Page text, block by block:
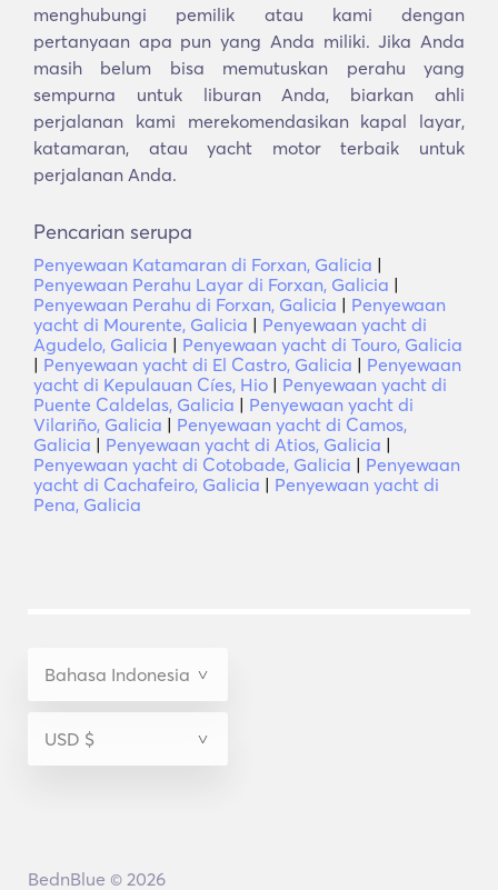
menghubungi pemilik atau kami dengan
pertanyaan apa pun yang Anda miliki. Jika Anda
masih belum bisa memutuskan perahu yang
sempurna untuk liburan Anda, biarkan ahli
perjalanan kami merekomendasikan kapal layar,
katamaran, atau yacht motor terbaik untuk
perjalanan Anda.
Pencarian serupa
Penyewaan Katamaran di Forxan, Galicia |
Penyewaan Perahu Layar di Forxan, Galicia |
Penyewaan Perahu di Forxan, Galicia | Penyewaan
yacht di Mourente, Galicia | Penyewaan yacht di
Agudelo, Galicia | Penyewaan yacht di Touro, Galicia
| Penyewaan yacht di El Castro, Galicia | Penyewaan
yacht di Kepulauan Cíes, Hio | Penyewaan yacht di
Puente Caldelas, Galicia | Penyewaan yacht di
Vilariño, Galicia | Penyewaan yacht di Camos,
Galicia | Penyewaan yacht di Atios, Galicia |
Penyewaan yacht di Cotobade, Galicia | Penyewaan
yacht di Cachafeiro, Galicia | Penyewaan yacht di
Pena, Galicia
BednBlue © 2026